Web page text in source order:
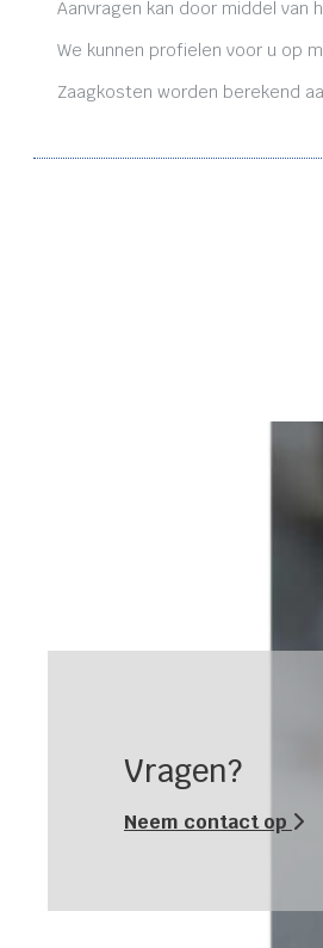
Aanvragen kan door middel van
We kunnen profielen voor u op
Zaagkosten worden berekend
Vragen?
Neem contact op